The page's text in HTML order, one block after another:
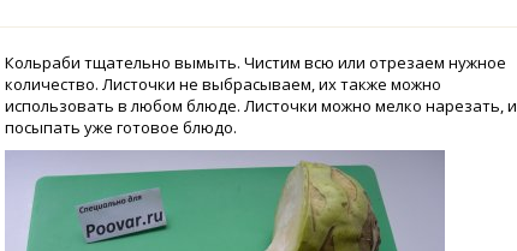
Кольраби тщательно вымыть. Чистим всю или отрезаем нужное
количество. Листочки не выбрасываем, их также можно
использовать в любом блюде. Листочки можно мелко нарезать, и
посыпать уже готовое блюдо.